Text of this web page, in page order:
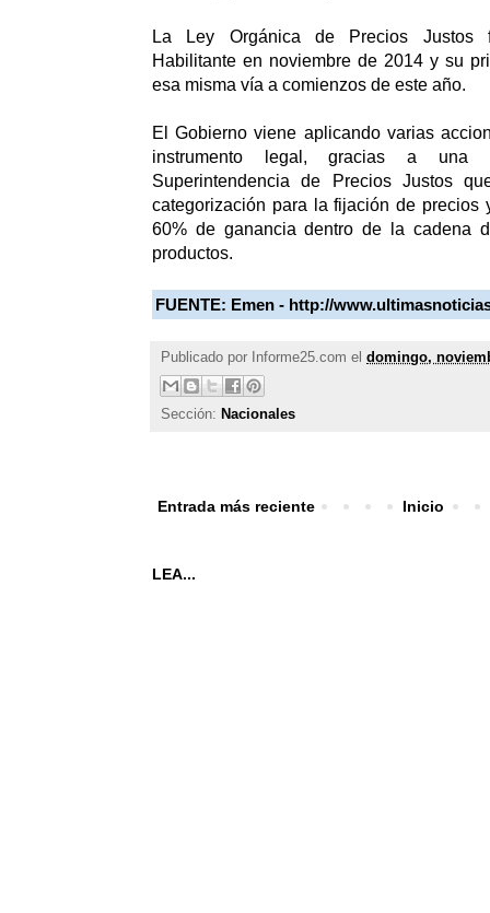
La Ley Orgánica de Precios Justos
Habilitante en noviembre de 2014 y su
esa misma vía a comienzos de este año.
El Gobierno viene aplicando varias
instrumento legal, gracias a una
Superintendencia de Precios Justos
categorización para la fijación de precios
60% de ganancia dentro de la cadena
productos.
FUENTE: Emen - http://
Publicado por Informe25.com el domingo,
Sección: Nacionales
Entrada más reciente Inicio
LEA...